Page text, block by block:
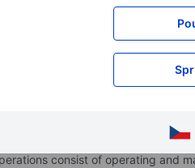
Inc.
solar and renewable energy
consist of operating and